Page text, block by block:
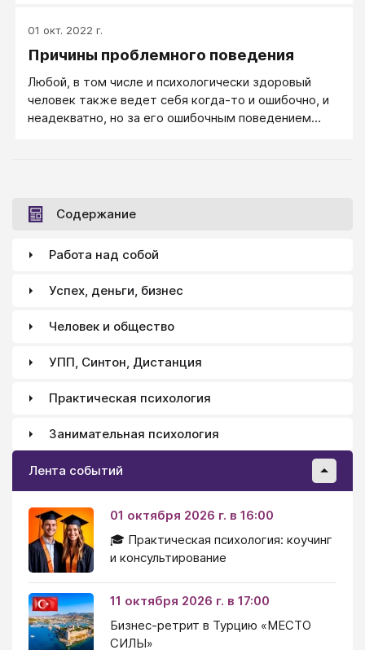
01 окт. 2022 г.
Причины проблемного поведения
Любой, в том числе и психологически здоровый
человек также ведет себя когда-то и ошибочно, и
неадекватно, но за его ошибочным поведением
избегание неудачи. (См.→) Если же за его
поведением мы можем разглядеть борьбу за
неудачи, то в этом случае мы начинаем говорить о
поведении и проблемных динамиках.
Содержание
Работа над собой
Успех, деньги, бизнес
Человек и общество
УПП, Синтон, Дистанция
Практическая психология
Занимательная психология
Лента событий
01 октября 2026 г. в 16:00
🎓 Практическая психология: коучинг
и консультирование
11 октября 2026 г. в 17:00
Бизнес-ретрит в Турцию «МЕСТО
СИЛЫ»